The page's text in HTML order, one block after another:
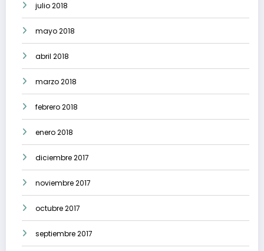
julio 2018
mayo 2018
abril 2018
marzo 2018
febrero 2018
enero 2018
diciembre 2017
noviembre 2017
octubre 2017
septiembre 2017